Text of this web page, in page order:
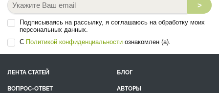
>
Подписываясь на рассылку, я соглашаюсь на обработку моих
персональных данных.
С Политикой конфиденциальности ознакомлен (а).
ЛЕНТА СТАТЕЙ
БЛОГ
ВОПРОС-ОТВЕТ
АВТОРЫ